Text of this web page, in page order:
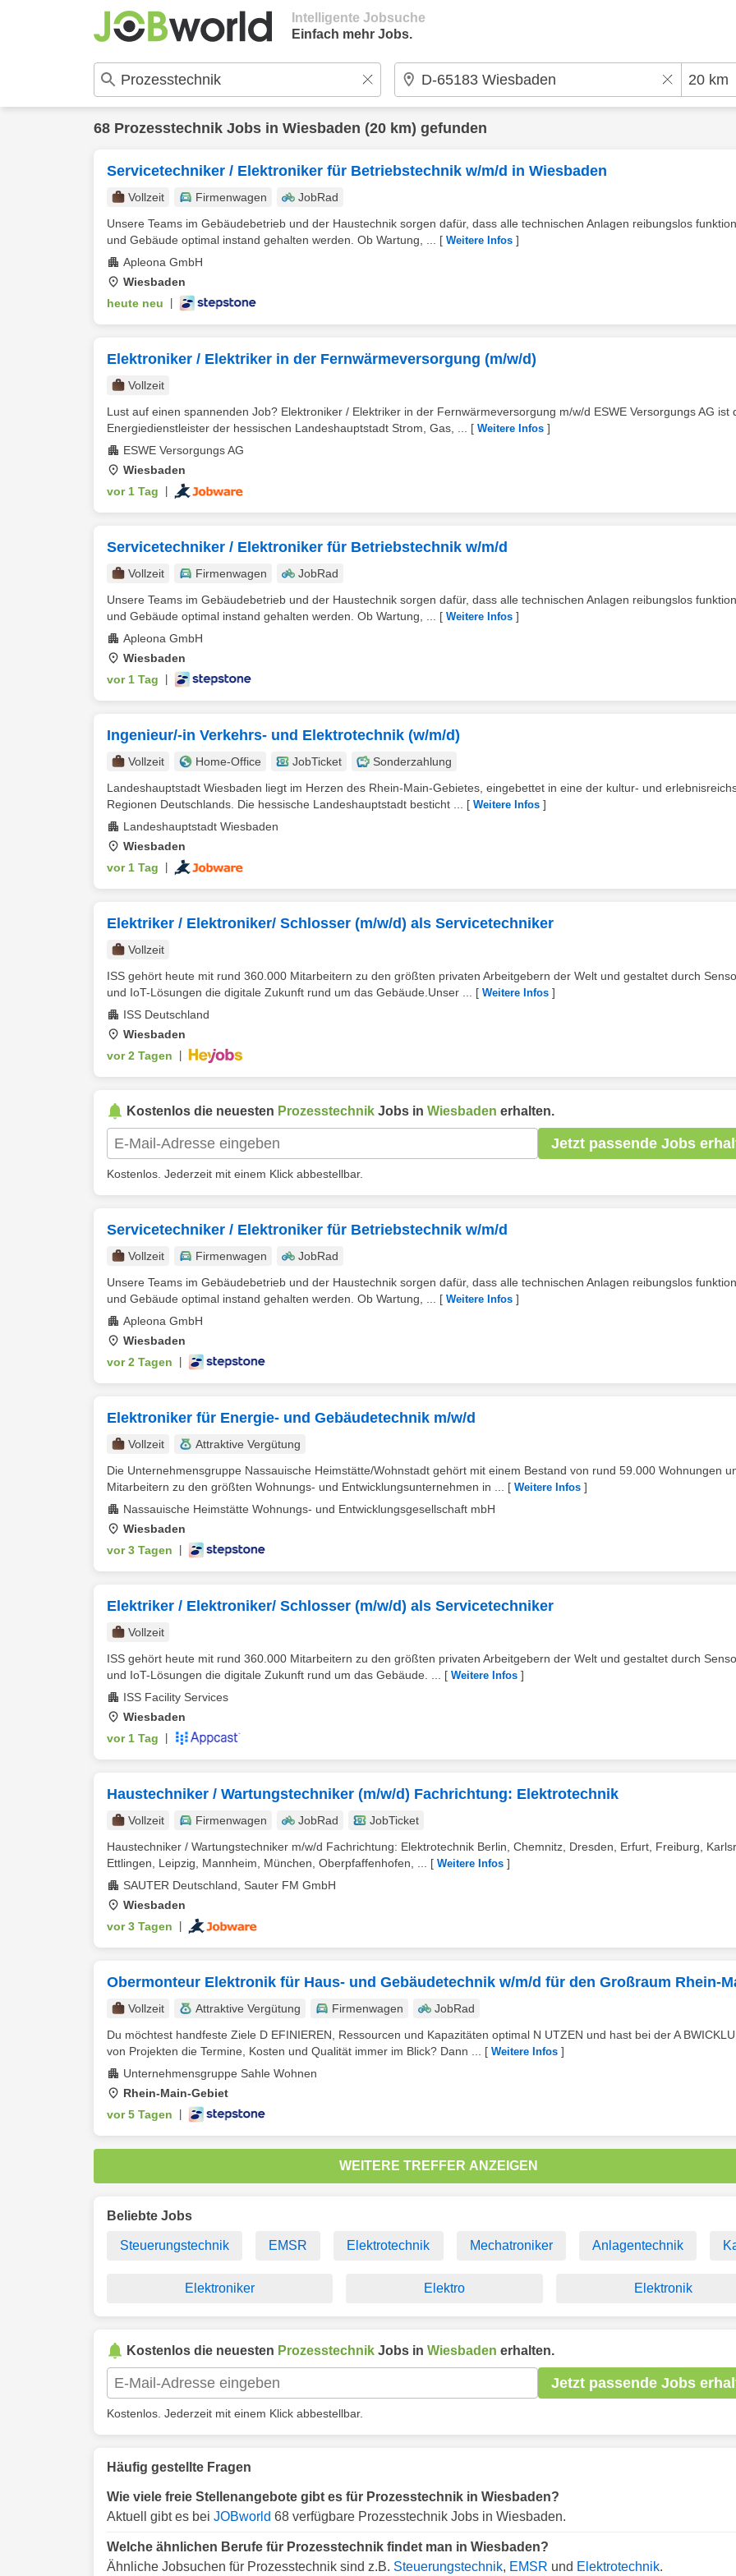
Intelligente Jobsuche
Einfach mehr Jobs.
68 Prozesstechnik Jobs in Wiesbaden (20 km) gefunden
Servicetechniker / Elektroniker für Betriebstechnik w/m/d in Wiesbaden
Vollzeit Firmenwagen
JobRad
Unsere Teams im Gebäudebetrieb und der Haustechnik sorgen dafür, dass alle technischen Anlagen reibungslos
und Gebäude optimal instand gehalten werden. Ob Wartung, ...
[ Weitere Infos ]
Apleona GmbH
Wiesbaden
heute neu
Elektroniker / Elektriker in der Fernwärmeversorgung (m/w/d)
Vollzeit
Lust auf einen spannenden Job? Elektroniker / Elektriker in der Fernwärmeversorgung m/w/d ESWE Versorgungs AG ist
Energiedienstleister der hessischen Landeshauptstadt Strom, Gas, ...
[ Weitere Infos ]
ESWE Versorgungs AG
Wiesbaden
vor 1 Tag
Servicetechniker / Elektroniker für Betriebstechnik w/m/d
Vollzeit Firmenwagen
JobRad
Unsere Teams im Gebäudebetrieb und der Haustechnik sorgen dafür, dass alle technischen Anlagen reibungslos
und Gebäude optimal instand gehalten werden. Ob Wartung, ...
[ Weitere Infos ]
Apleona GmbH
Wiesbaden
vor 1 Tag
Ingenieur/-in Verkehrs- und Elektrotechnik (w/m/d)
Vollzeit Home-Office JobTicket
Sonderzahlung
Landeshauptstadt Wiesbaden liegt im Herzen des Rhein-Main-Gebietes, eingebettet in eine der kultur- und
Regionen Deutschlands. Die hessische Landeshauptstadt besticht ...
[ Weitere Infos ]
Landeshauptstadt Wiesbaden
Wiesbaden
vor 1 Tag
Elektriker / Elektroniker/ Schlosser (m/w/d) als Servicetechniker
Vollzeit
ISS gehört heute mit rund 360.000 Mitarbeitern zu den größten privaten Arbeitgebern der Welt und gestaltet durch
und IoT-Lösungen die digitale Zukunft rund um das Gebäude.Unser ...
[ Weitere Infos ]
ISS Deutschland
Wiesbaden
vor 2 Tagen
Kostenlos die neuesten Prozesstechnik Jobs in Wiesbaden erhalten.
Jetzt passende Jobs
Kostenlos. Jederzeit mit einem Klick abbestellbar.
Servicetechniker / Elektroniker für Betriebstechnik w/m/d
Vollzeit Firmenwagen
JobRad
Unsere Teams im Gebäudebetrieb und der Haustechnik sorgen dafür, dass alle technischen Anlagen reibungslos
und Gebäude optimal instand gehalten werden. Ob Wartung, ...
[ Weitere Infos ]
Apleona GmbH
Wiesbaden
vor 2 Tagen
Elektroniker für Energie- und Gebäudetechnik m/w/d
Vollzeit
Attraktive Vergütung
Die Unternehmensgruppe Nassauische Heimstätte/Wohnstadt gehört mit einem Bestand von rund 59.000 Wohnungen
Mitarbeitern zu den größten Wohnungs- und Entwicklungsunternehmen in ...
[ Weitere Infos ]
Nassauische Heimstätte Wohnungs- und Entwicklungsgesellschaft mbH
Wiesbaden
vor 3 Tagen
Elektriker / Elektroniker/ Schlosser (m/w/d) als Servicetechniker
Vollzeit
ISS gehört heute mit rund 360.000 Mitarbeitern zu den größten privaten Arbeitgebern der Welt und gestaltet durch
und IoT-Lösungen die digitale Zukunft rund um das Gebäude. ...
[ Weitere Infos ]
ISS Facility Services
Wiesbaden
vor 1 Tag
Haustechniker / Wartungstechniker (m/w/d) Fachrichtung: Elektrotechnik
Vollzeit Firmenwagen JobRad
JobTicket
Haustechniker / Wartungstechniker m/w/d Fachrichtung: Elektrotechnik Berlin, Chemnitz, Dresden, Erfurt, Freiburg,
Ettlingen, Leipzig, Mannheim, München, Oberpfaffenhofen, ...
[ Weitere Infos ]
SAUTER Deutschland, Sauter FM GmbH
Wiesbaden
vor 3 Tagen
Obermonteur Elektronik für Haus- und Gebäudetechnik w/m/d für den Großraum Rhein-
Vollzeit Attraktive Vergütung Firmenwagen
JobRad
Du möchtest handfeste Ziele D EFINIEREN, Ressourcen und Kapazitäten optimal N UTZEN und hast bei der A
von Projekten die Termine, Kosten und Qualität immer im Blick? Dann ...
[ Weitere Infos ]
Unternehmensgruppe Sahle Wohnen
Rhein-Main-Gebiet
vor 5 Tagen
WEITERE TREFFER ANZEIGEN
Beliebte Jobs
Steuerungstechnik EMSR Elektrotechnik Mechatroniker Anlagentechnik
Elektroniker Elektro Elektronik
Kostenlos die neuesten Prozesstechnik Jobs in Wiesbaden erhalten.
Jetzt passende Jobs
Kostenlos. Jederzeit mit einem Klick abbestellbar.
Häufig gestellte Fragen
Wie viele freie Stellenangebote gibt es für Prozesstechnik in Wiesbaden?
Aktuell gibt es bei JOBworld 68 verfügbare Prozesstechnik Jobs in Wiesbaden.
Welche ähnlichen Berufe für Prozesstechnik findet man in Wiesbaden?
Ähnliche Jobsuchen für Prozesstechnik sind z.B. Steuerungstechnik, EMSR und Elektrotechnik.